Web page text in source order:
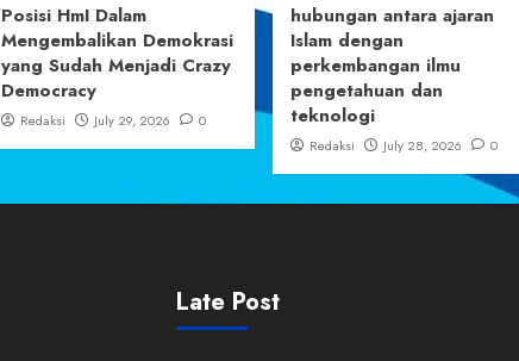
Posisi HmI Dalam
Mengembalikan Demokrasi
yang Sudah Menjadi Crazy
Democracy
Redaksi July 29, 2026 0
hubungan antara ajaran
Islam dengan
perkembangan ilmu
pengetahuan dan
teknologi
Redaksi July 28, 2026 0
Late Post